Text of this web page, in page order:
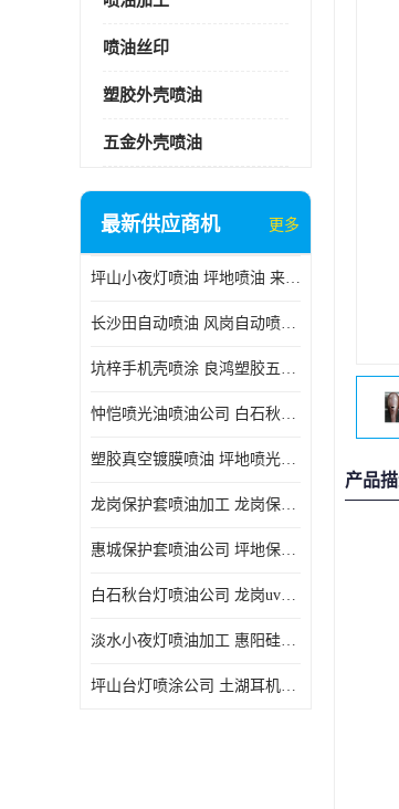
喷油丝印
塑胶外壳喷油
五金外壳喷油
最新供应商机 更多
坪山小夜灯喷油 坪地喷油 来样订做
长沙田自动喷油 风岗自动喷涂 良鸿塑胶五金
坑梓手机壳喷涂 良鸿塑胶五金 坪地小夜灯喷涂公司
忡恺喷光油喷油公司 白石秋蓝牙喷涂
塑胶真空镀膜喷油 坪地喷光油喷油
龙岗保护套喷油加工 龙岗保护套喷油
惠城保护套喷油公司 坪地保护套喷油 良鸿塑胶五金
白石秋台灯喷油公司 龙岗uv喷油 良鸿塑胶五金
淡水小夜灯喷油加工 惠阳硅胶喷油 良鸿塑胶五金
坪山台灯喷涂公司 土湖耳机喷涂 加工定制
产品